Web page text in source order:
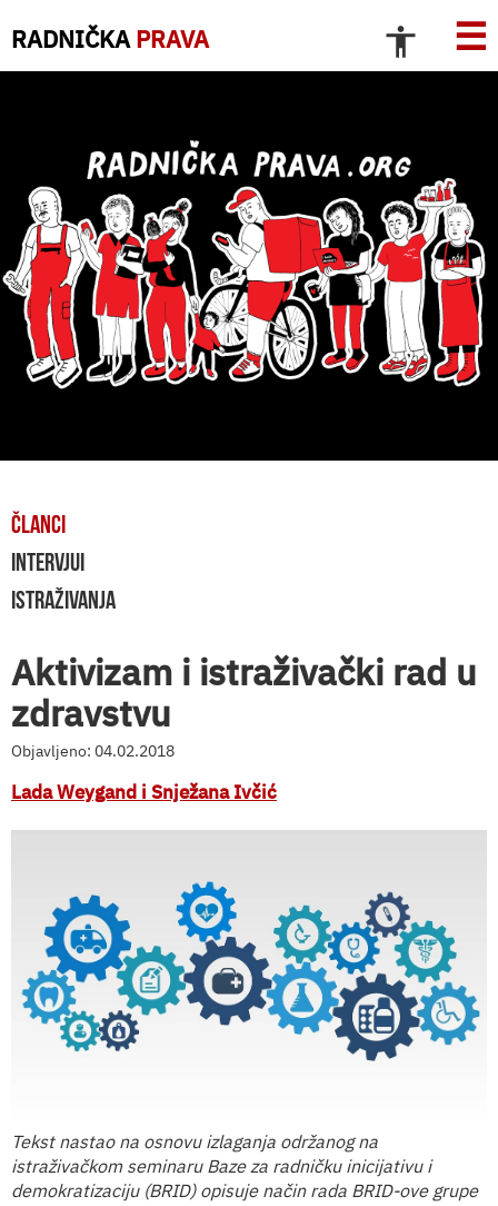
RADNIČKA PRAVA ☰
ČLANCI
INTERVJUI
ISTRAŽIVANJA
Aktivizam i istraživački rad u
zdravstvu
Objavljeno: 04.02.2018
Lada Weygand i Snježana Ivčić
Tekst nastao na osnovu izlaganja održanog na
istraživačkom seminaru Baze za radničku inicijativu i
demokratizaciju (BRID) opisuje način rada BRID-ove grupe